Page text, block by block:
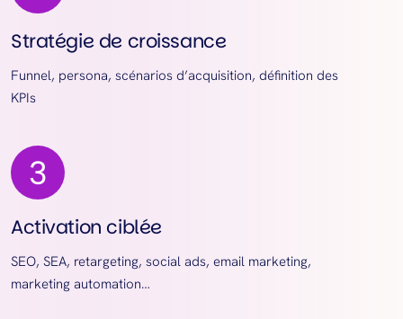
Stratégie de croissance
Funnel, persona, scénarios d’acquisition, définition des
KPIs
Activation ciblée
SEO, SEA, retargeting, social ads, email marketing,
marketing automation…